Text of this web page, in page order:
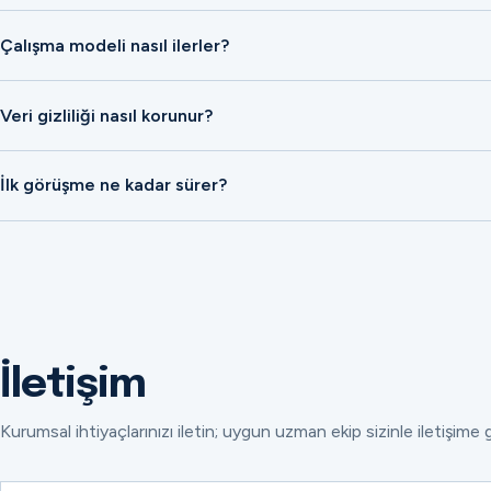
Çalışma modeli nasıl ilerler?
Veri gizliliği nasıl korunur?
İlk görüşme ne kadar sürer?
İletişim
Kurumsal ihtiyaçlarınızı iletin; uygun uzman ekip sizinle iletişime